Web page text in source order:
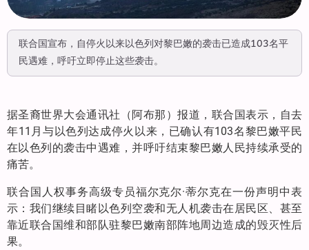
联合国宣布，自停火以来以色列对黎巴嫩的袭击已造成103名平
民遇难，呼吁立即停止这些袭击。
据圣裔世界大会通讯社（阿布那）报道，联合国表示，自去
年11月与以色列达成停火以来，已确认有103名黎巴嫩平民
在以色列的袭击中遇难，并呼吁结束黎巴嫩人民持续承受的
痛苦。
联合国人权事务高级专员福尔克尔·蒂尔克在一份声明中表
示：我们继续目睹以色列空袭和无人机袭击在居民区、甚至
靠近联合国维和部队驻黎巴嫩南部阵地周边造成的毁灭性后
果。